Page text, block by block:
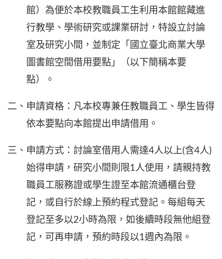
館）為便於本校教職員工生利用本館館藏進
行教學、學術研究或課業研討，特設立討論
室及研究小間，並制定「國立臺北商業大學
圖書館空間借用要點」（以下簡稱本要
點）。
二、申請資格：凡本校專兼任教職員工、學生皆得
依本要點向本館提出申請借用。
三、申請方式：討論室借用人需達4人以上(含4人)
始得申請，研究小間則限1人使用，請親持教
職員工服務證或學生證至本館流通櫃台登
記，或自行於線上預約程式登記。每組每天
登記至多以2小時為限，如後續時段無他組登
記，可再申請，預約時段以1週內為限。